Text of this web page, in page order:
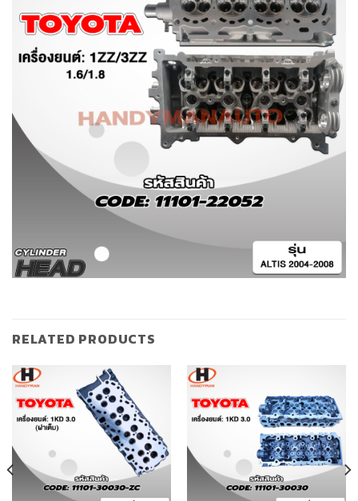
RELATED PRODUCTS